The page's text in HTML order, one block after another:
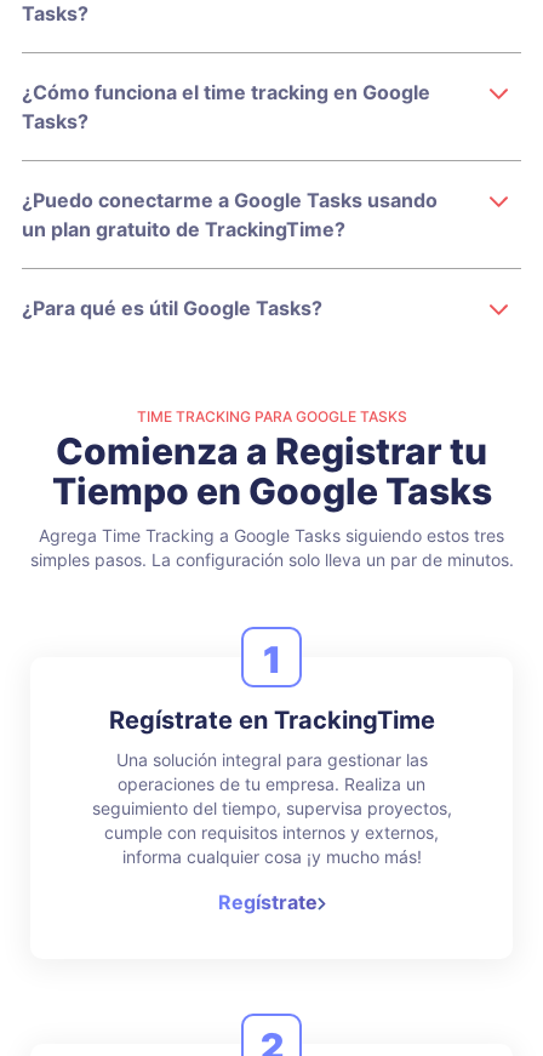
Tasks?
¿Cómo funciona el time tracking en Google
Tasks?
¿Puedo conectarme a Google Tasks usando
un plan gratuito de TrackingTime?
¿Para qué es útil Google Tasks?
TIME TRACKING PARA GOOGLE TASKS
Comienza a Registrar tu
Tiempo en Google Tasks
Agrega Time Tracking a Google Tasks siguiendo estos tres
simples pasos. La configuración solo lleva un par de minutos.
1
Regístrate en TrackingTime
Una solución integral para gestionar las
operaciones de tu empresa. Realiza un
seguimiento del tiempo, supervisa proyectos,
cumple con requisitos internos y externos,
informa cualquier cosa ¡y mucho más!
Regístrate
2